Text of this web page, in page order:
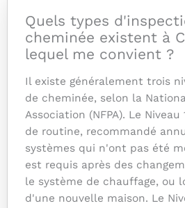
Quels types
cheminée existent à
lequel me convient ?
Il existe généralement trois
de cheminée, selon la
Association (NFPA). Le
de routine, recommandé
systèmes qui n'ont pas été
est requis après des
le système de chauffage, ou
d'une nouvelle maison. Le